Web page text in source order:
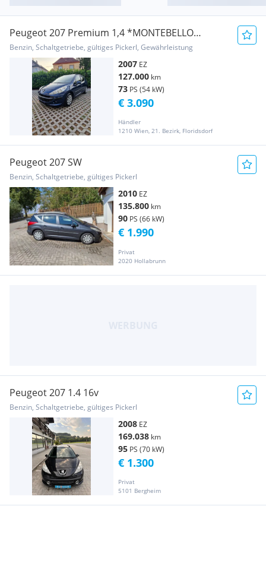
Peugeot 207 Premium 1,4 *MONTEBELLO
BLAU*8FACH BEREIFT*
Benzin, Schaltgetriebe, gültiges Pickerl, Gewährleistung
2007 EZ
127.000 km
73 PS (54 kW)
Händler
1210 Wien, 21. Bezirk, Floridsdorf
€ 3.090
Peugeot 207 SW
Benzin, Schaltgetriebe, gültiges Pickerl
2010 EZ
135.800 km
90 PS (66 kW)
Privat
2020 Hollabrunn
€ 1.990
Peugeot 207 1.4 16v
Benzin, Schaltgetriebe, gültiges Pickerl
2008 EZ
169.038 km
95 PS (70 kW)
Privat
5101 Bergheim
€ 1.300